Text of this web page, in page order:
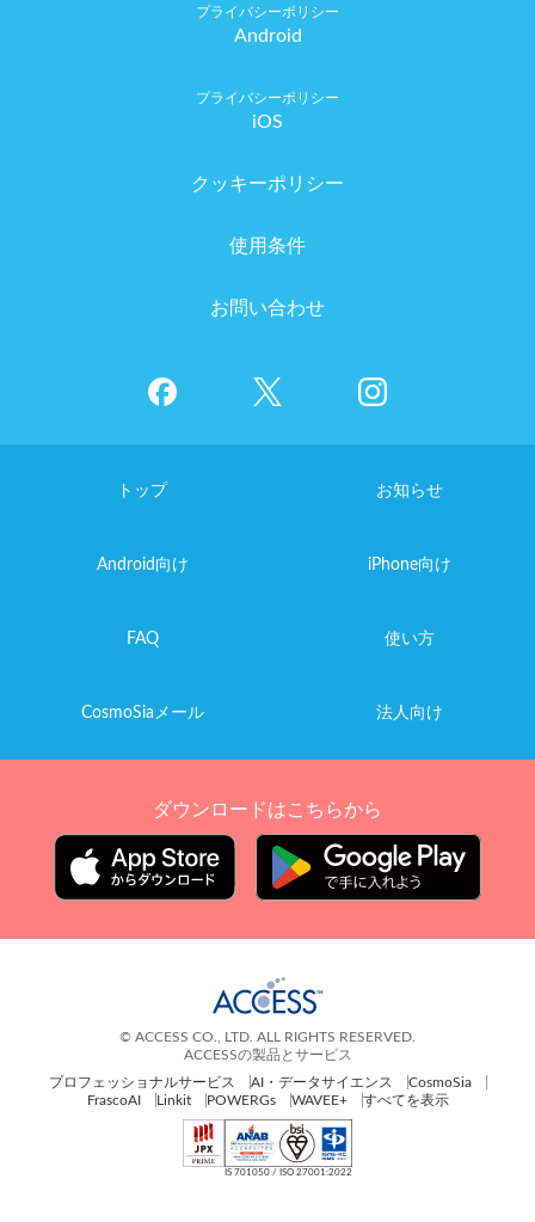
Android
iOS
クッキーポリシー
使用条件
お問い合わせ
トップ お知らせ
Android向け iPhone向け
FAQ 使い方
CosmoSiaメール 法人向け
ダウンロードはこちらから
© ACCESS CO., LTD. ALL RIGHTS RESERVED.
ACCESSの製品とサービス
プロフェッショナルサービス
AI・データサイエンス
CosmoSia
FrascoAI
Linkit POWERGs WAVEE+ すべてを表示
IS 701050 / ISO 27001:2022